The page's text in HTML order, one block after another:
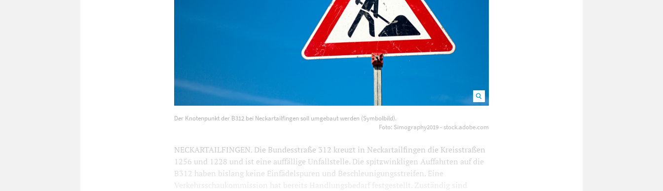
Foto: Simography2019 - stock.adobe.com1200 800
Der Knotenpunkt der B312 bei Neckartailfingen soll umgebaut werden (Symbolbild).
Foto: Simography2019 - stock.adobe.com
NECKARTAILFINGEN. Die Bundesstraße 312 kreuzt in Neckartailfingen die Kreisstraßen
1256 und 1228 und ist eine auffällige Unfallstelle. Die spitzwinkligen Auffahrten auf die
B312 haben bislang keine Einfädelspuren und Beschleunigungsstreifen. Eine
Verkehrsschaukommission hat bereits Handlungsbedarf festgestellt. Zuständig sind